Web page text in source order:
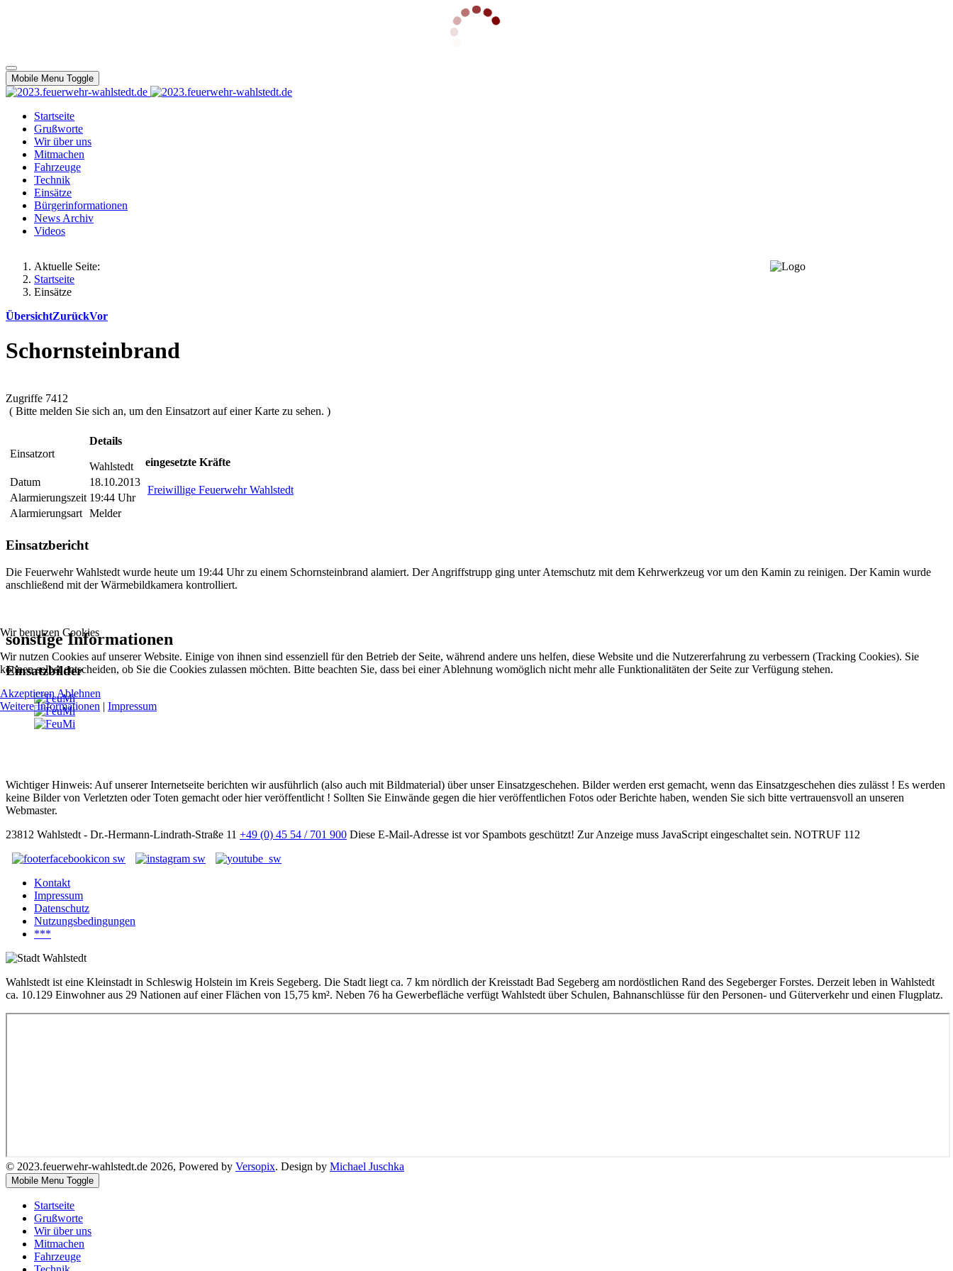
Mobile Menu Toggle
Startseite
Grußworte
Wir über uns
Mitmachen
Fahrzeuge
Technik
Einsätze
Bürgerinformationen
News Archiv
Videos
Aktuelle Seite:
Startseite
Einsätze
ÜbersichtZurückVor
Schornsteinbrand
Zugriffe 7412
( Bitte melden Sie sich an, um den Einsatzort auf einer Karte zu sehen. )
Einsatzort
Details
Wahlstedt
Datum
18.10.2013
Alarmierungszeit 19:44 Uhr
Alarmierungsart Melder
eingesetzte Kräfte
Freiwillige Feuerwehr Wahlstedt
Einsatzbericht
Die Feuerwehr Wahlstedt wurde heute um 19:44 Uhr zu einem Schornsteinbrand alamiert. Der Angriffstrupp ging unter Atemschutz mit dem Kehrwerkzeug vor um den Kamin zu reinigen. Der Kamin wurde
anschließend mit der Wärmebildkamera kontrolliert.
sonstige Informationen
Einsatzbilder
Wichtiger Hinweis: Auf unserer Internetseite berichten wir ausführlich (also auch mit Bildmaterial) über unser Einsatzgeschehen. Bilder werden erst gemacht, wenn das Einsatzgeschehen dies zulässt ! Es werden
keine Bilder von Verletzten oder Toten gemacht oder hier veröffentlicht ! Sollten Sie Einwände gegen die hier veröffentlichen Fotos oder Berichte haben, wenden Sie sich bitte vertrauensvoll an unseren
Webmaster.
23812 Wahlstedt - Dr.-Hermann-Lindrath-Straße 11 +49 (0) 45 54 / 701 900 Diese E-Mail-Adresse ist vor Spambots geschützt! Zur Anzeige muss JavaScript eingeschaltet sein. NOTRUF 112
Kontakt
Impressum
Datenschutz
Nutzungsbedingungen
***
Wahlstedt ist eine Kleinstadt in Schleswig Holstein im Kreis Segeberg. Die Stadt liegt ca. 7 km nördlich der Kreisstadt Bad Segeberg am nordöstlichen Rand des Segeberger Forstes. Derzeit leben in Wahlstedt
ca. 10.129 Einwohner aus 29 Nationen auf einer Flächen von 15,75 km². Neben 76 ha Gewerbefläche verfügt Wahlstedt über Schulen, Bahnanschlüsse für den Personen- und Güterverkehr und einen Flugplatz.
© 2023.feuerwehr-wahlstedt.de 2026, Powered by Versopix. Design by Michael Juschka
Mobile Menu Toggle
Startseite
Grußworte
Wir über uns
Mitmachen
Fahrzeuge
Wir benutzen Cookies
Wir nutzen Cookies auf unserer Website. Einige von ihnen sind essenziell für den Betrieb der Seite, während andere uns helfen, diese Website und die Nutzererfahrung zu verbessern (Tracking Cookies). Sie
können selbst entscheiden, ob Sie die Cookies zulassen möchten. Bitte beachten Sie, dass bei einer Ablehnung womöglich nicht mehr alle Funktionalitäten der Seite zur Verfügung stehen.
Akzeptieren Ablehnen
Weitere Informationen | Impressum